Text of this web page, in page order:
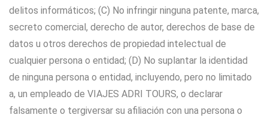
delitos informáticos; (C) No infringir ninguna patente, marca,
secreto comercial, derecho de autor, derechos de base de
datos u otros derechos de propiedad intelectual de
cualquier persona o entidad; (D) No suplantar la identidad
de ninguna persona o entidad, incluyendo, pero no limitado
a, un empleado de VIAJES ADRI TOURS, o declarar
falsamente o tergiversar su afiliación con una persona o